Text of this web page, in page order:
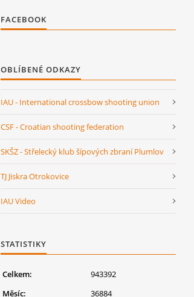
FACEBOOK
OBLÍBENÉ ODKAZY
IAU - International crossbow shooting union
CSF - Croatian shooting federation
SKŠZ - Střelecký klub šípových zbraní Plumlov
TJ Jiskra Otrokovice
IAU Video
STATISTIKY
Celkem:
943392
Měsíc:
36884